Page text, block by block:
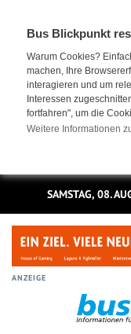
Bus Blickpunkt
Warum Cookies?
machen, Ihre
interagieren und um
Interessen
fortfahren", um die
Weitere Informationen
SAMSTAG, 08.
ANZEIGE